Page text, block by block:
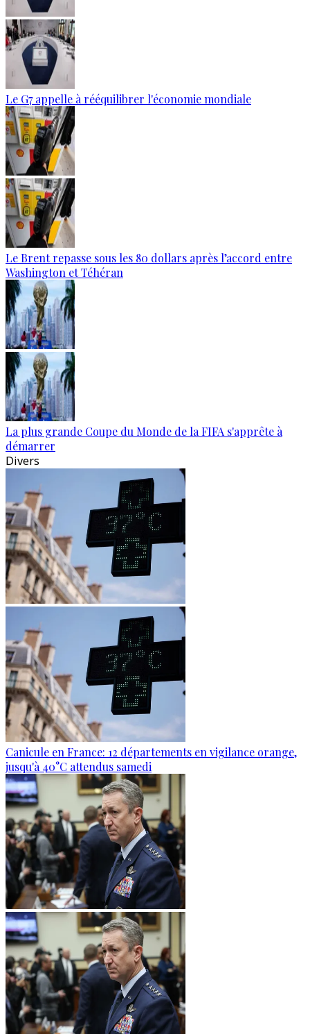
Le G7 appelle à rééquilibrer l'économie mondiale
Le Brent repasse sous les 80 dollars après l’accord entre
Washington et Téhéran
La plus grande Coupe du Monde de la FIFA s'apprête à
démarrer
Divers
Canicule en France: 12 départements en vigilance orange,
jusqu'à 40°C attendus samedi